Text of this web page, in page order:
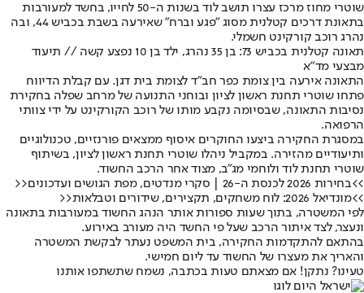
שוטרי מחוז מרכז עצרו תושב לוד בשנות ה-50 לחייו, ב
חשד למעורבות
בתאונת דרכים קטלנית מסוג "פגע וברח" שאירעה בשבת בכביש 44
, ובה
נהרג רוכב קורקינט חשמלי.
תאונה קטלנית בכביש 73: בן 35 נהרג, ילד בן 10 נפצע קשה // תיעוד
מבצעי מד"א
התאונה אירעה בין צומת כפר חב"ד לצומת בית דגן. עם קבלת הדיווח
פתחו שוטרי תחנת ראשון לציון ובוחני התנועה של מרחב שפלה בחקירת
נסיבות התאונה, שבסיומה נקבע מותו של רוכב הקורקינט על ידי צוותי
הרפואה.
במסגרת החקירה ביצעו החוקרים איסוף ממצאים פורנזיים, טכנולוגיים
ותיעודיים מהזירה. במקביל ניהלו שוטרי תחנת ראשון לציון, בשיתוף
שוטרי תחנת לוד ולוחמי מג"ב, מצוד אחר הרכב החשוד.
>>בחירות 2026 לכנסת ה-26 | סקרי מנדטים, מפת הגושים ועדכונים<<
>>מונדיאל 2026: לוח משחקים, תקצירים, שידורים וטבלאות<<
לפי המשטרה, בתוך שעות ספורות אותר הנהג החשוד במעורבות בתאונה
ונעצר, לצד איתור הרכב שעל פי החשד היה מעורב באירוע.
בהתאם להתקדמות החקירה, בית המשפט נעתר לבקשת המשטרה
והאריך את מעצרו של החשוד עד ליום חמישי.
טעינו? נתקן! אם מצאתם טעות בכתבה, נשמח שתשתפו אותנו